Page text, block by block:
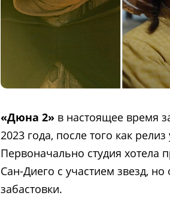
«Дюна 2» в настоящее время
2023 года, после того как
Первоначально студия хотела
Сан-Диего с участием звезд,
забастовки.